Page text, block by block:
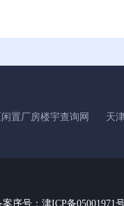
置厂房楼宇查询网 天
案序号：津ICP备05001971